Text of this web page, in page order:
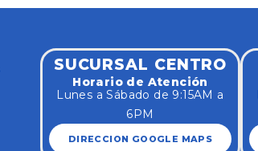
SUCURSAL CENTRO
Horario de Atención
Lunes a Sábado de 9:15AM a
6PM
DIRECCION GOOGLE MAPS